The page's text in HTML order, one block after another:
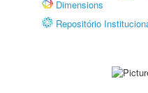
Dimensions
Repositório